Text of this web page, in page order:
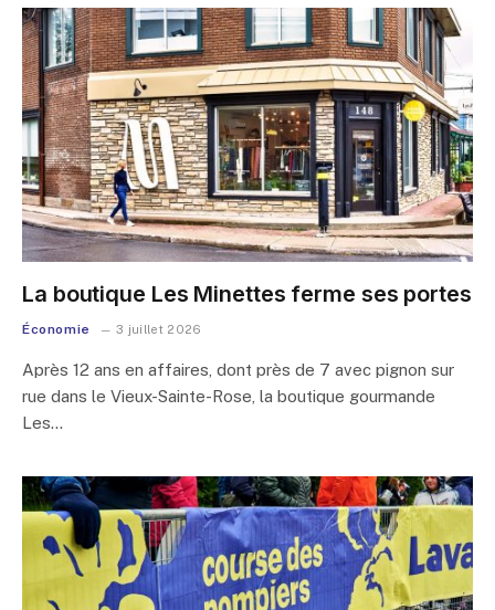
La boutique Les Minettes ferme ses portes
Économie 3 juillet 2026
Après 12 ans en affaires, dont près de 7 avec pignon sur
rue dans le Vieux-Sainte-Rose, la boutique gourmande
Les…